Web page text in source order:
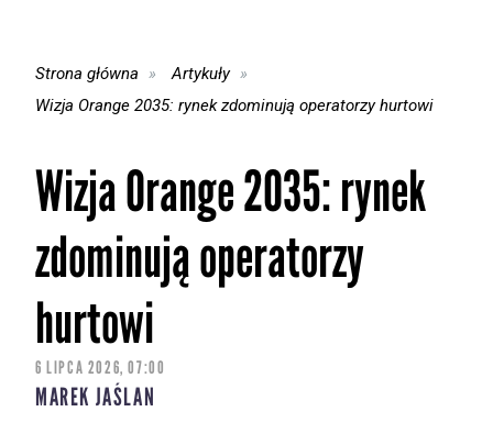
Strona główna
Artykuły
Wizja Orange 2035: rynek zdominują operatorzy hurtowi
Wizja Orange 2035: rynek
zdominują operatorzy
hurtowi
6 LIPCA 2026, 07:00
MAREK JAŚLAN